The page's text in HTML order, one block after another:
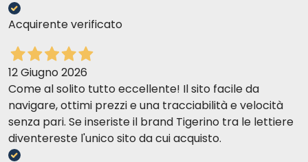
Acquirente verificato
12 Giugno 2026
Come al solito tutto eccellente! Il sito facile da
navigare, ottimi prezzi e una tracciabilità e velocità
senza pari. Se inseriste il brand Tigerino tra le lettiere
diventereste l'unico sito da cui acquisto.